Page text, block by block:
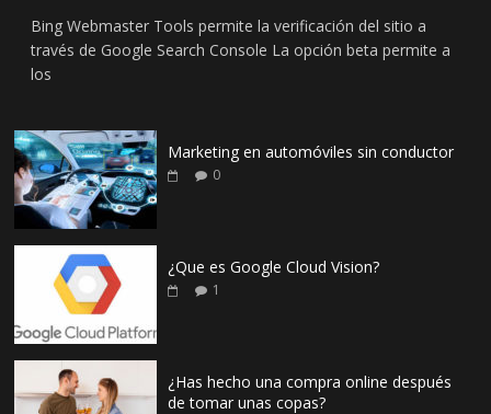
Bing Webmaster Tools permite la verificación del sitio a
través de Google Search Console La opción beta permite a
los
Marketing en automóviles sin conductor
0
¿Que es Google Cloud Vision?
1
¿Has hecho una compra online después
de tomar unas copas?